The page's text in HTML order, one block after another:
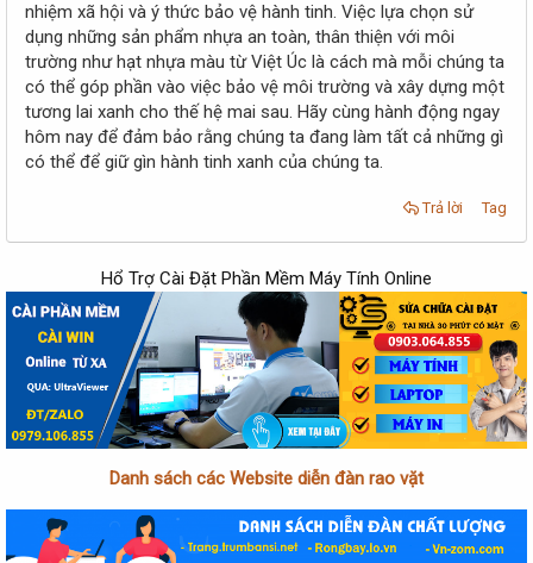
nhiệm xã hội và ý thức bảo vệ hành tinh. Việc lựa chọn sử
dụng những sản phẩm nhựa an toàn, thân thiện với môi
trường như hạt nhựa màu từ Việt Úc là cách mà mỗi chúng ta
có thể góp phần vào việc bảo vệ môi trường và xây dựng một
tương lai xanh cho thế hệ mai sau. Hãy cùng hành động ngay
hôm nay để đảm bảo rằng chúng ta đang làm tất cả những gì
có thể để giữ gìn hành tinh xanh của chúng ta.
Trả lời Tag
Hổ Trợ Cài Đặt Phần Mềm Máy Tính Online
Danh sách các Website diễn đàn rao vặt